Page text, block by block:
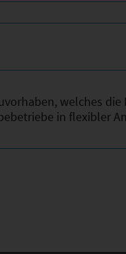
welches
in flexibler